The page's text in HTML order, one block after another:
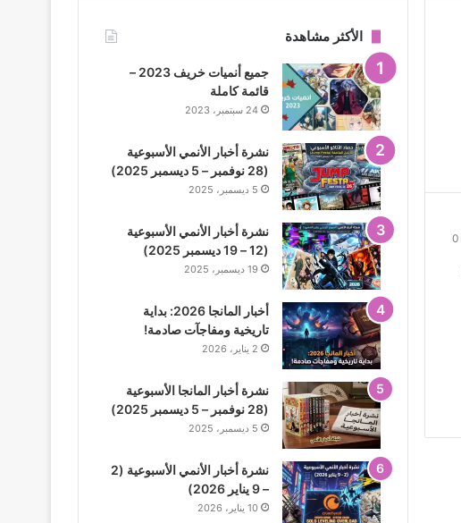
0
الأكثر مشاهدة
جميع أنميات خريف 2023 –
قائمة كاملة
24 سبتمبر، 2023
نشرة أخبار الأنمي الأسبوعية
(28 نوفمبر – 5 ديسمبر 2025)
5 ديسمبر، 2025
نشرة أخبار الأنمي الأسبوعية
(12 – 19 ديسمبر 2025)
19 ديسمبر، 2025
أخبار المانجا 2026: بداية
تاريخية ومفاجآت صادمة!
2 يناير، 2026
نشرة أخبار المانجا الأسبوعية
(28 نوفمبر – 5 ديسمبر 2025)
5 ديسمبر، 2025
نشرة أخبار الأنمي الأسبوعية (2
– 9 يناير 2026)
10 يناير، 2026